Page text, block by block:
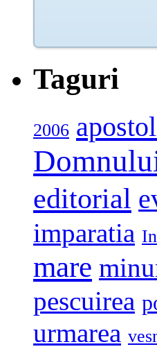
Taguri
2006
editorial
imparatia
mare
pescuirea
urmarea